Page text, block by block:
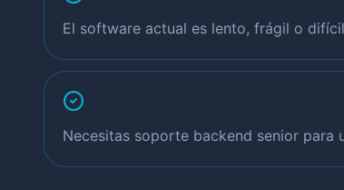
El software actual es lento, frágil o
Necesitas soporte backend senior para